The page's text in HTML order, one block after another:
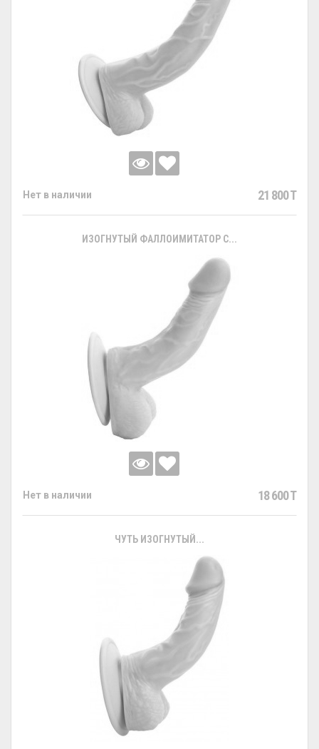
Нет в наличии 21 800 T
ИЗОГНУТЫЙ ФАЛЛОИМИТАТОР С...
Нет в наличии 18 600 T
ЧУТЬ ИЗОГНУТЫЙ...